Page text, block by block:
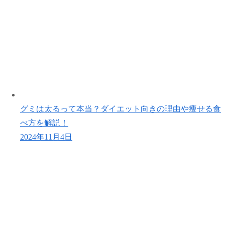
グミは太るって本当？ダイエット向きの理由や痩せる食
べ方を解説！
2024年11月4日